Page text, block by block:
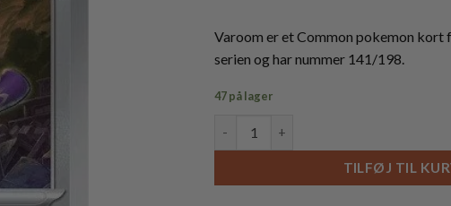
Varoom er et Common pokemon kort
serien og har nummer 141/198.
47 på lager
TILFØJ TIL